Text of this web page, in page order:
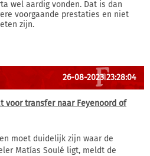
wel aardig vonden. Dat is dan
voorgaande prestaties en niet
zijn.
26-08-2023 23:28:04
voor transfer naar Feyenoord of
moet duidelijk zijn waar de
Matías Soulé ligt, meldt de